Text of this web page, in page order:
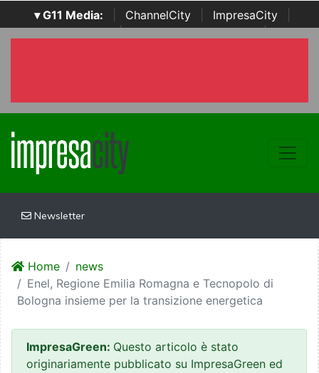
▾ G11 Media: ChannelCity ImpresaCity
SecurityOpenLab | Italian Channel Awards | Italian
Newsletter
Home
news
Enel, Regione Emilia Romagna e Tecnopolo di
Bologna insieme per la transizione energetica
ImpresaGreen: Questo articolo è stato
originariamente pubblicato su ImpresaGreen ed